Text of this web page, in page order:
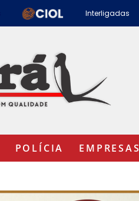
Interligadas
POLÍCIA EMPRESAS